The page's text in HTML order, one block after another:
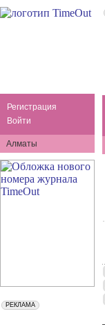
Регистрация
Войти
Алматы